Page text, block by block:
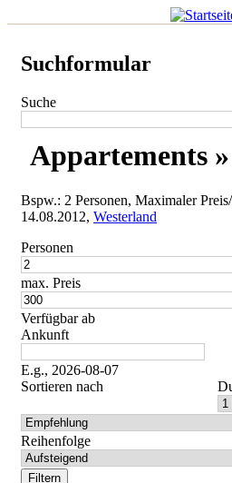
Suchformular
Suche
Appartements
Bspw.: 2 Personen, Maximaler
14.08.2012, Westerland
Personen
max. Preis
Verfügbar ab
Ankunft
E.g., 2026-08-07
Sortieren nach
Reihenfolge